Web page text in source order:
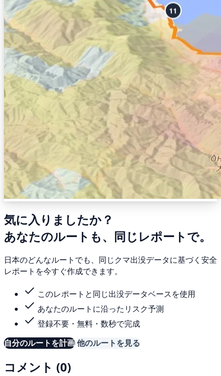
気に入りましたか？
あなたのルートも、同じレポートで。
日本のどんなルートでも、同じクマ出没データに基づく安全
レポートを今すぐ作成できます。
このレポートと同じ出没データベースを使用
あなたのルートに沿ったリスク予測
登録不要・無料・数秒で完成
自分のルートを計画他のルートを見る
コメント (0)